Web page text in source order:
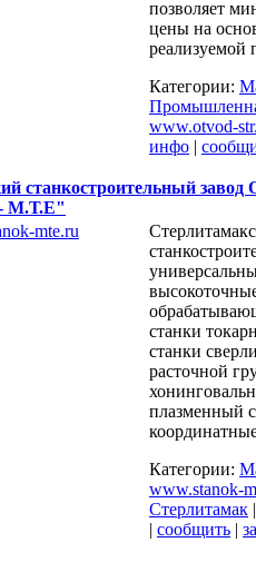
позволяет
цены на
реализуемой
Категории:
www.otvod-
инфо |
станкостроительный завод
М.Т.Е"
станки
станки
расточной
плазменный
Категории:
www.stanok-
Стерлитамак
| сообщить |